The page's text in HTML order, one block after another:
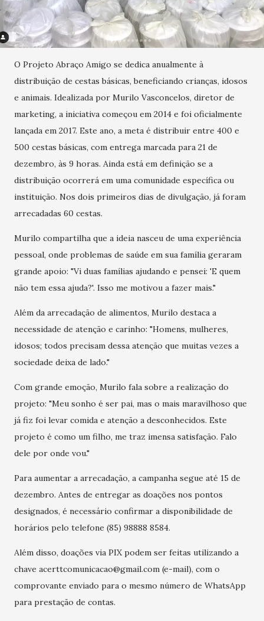
O Projeto Abraço Amigo se dedica anualmente à
distribuição de cestas básicas, beneficiando crianças, idosos
e animais. Idealizada por Murilo Vasconcelos, diretor de
marketing, a iniciativa começou em 2014 e foi oficialmente
lançada em 2017. Este ano, a meta é distribuir entre 400 e
500 cestas básicas, com entrega marcada para 21 de
dezembro, às 9 horas. Ainda está em definição se a
distribuição ocorrerá em uma comunidade específica ou
instituição. Nos dois primeiros dias de divulgação, já foram
arrecadadas 60 cestas.
Murilo compartilha que a ideia nasceu de uma experiência
pessoal, onde problemas de saúde em sua família geraram
grande apoio: "Vi duas famílias ajudando e pensei: 'E quem
não tem essa ajuda?'. Isso me motivou a fazer mais."
Além da arrecadação de alimentos, Murilo destaca a
necessidade de atenção e carinho: "Homens, mulheres,
idosos; todos precisam dessa atenção que muitas vezes a
sociedade deixa de lado."
Com grande emoção, Murilo fala sobre a realização do
projeto: "Meu sonho é ser pai, mas o mais maravilhoso que
já fiz foi levar comida e atenção a desconhecidos. Este
projeto é como um filho, me traz imensa satisfação. Falo
dele por onde vou."
Para aumentar a arrecadação, a campanha segue até 15 de
dezembro. Antes de entregar as doações nos pontos
designados, é necessário confirmar a disponibilidade de
horários pelo telefone (85) 98888 8584.
Além disso, doações via PIX podem ser feitas utilizando a
chave acerttcomunicacao@gmail.com (e-mail), com o
comprovante enviado para o mesmo número de WhatsApp
para prestação de contas.